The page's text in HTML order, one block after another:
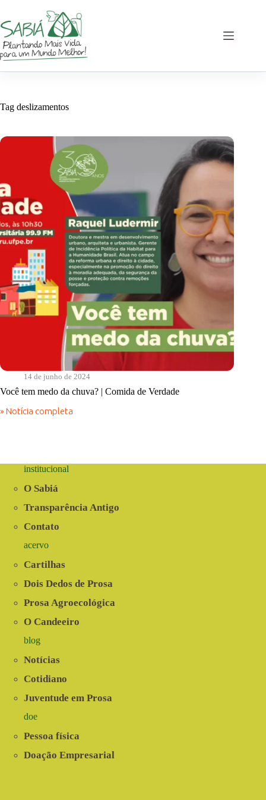
o
conteúdo
Tag deslizamentos
14 de junho de 2024
Você tem medo da chuva? | Comida de Verdade
» Notícia completa
Você
|
institucional
O Sabiá
Transparência Antigo
Contato
acervo
Cartilhas
Dois Dedos de Prosa
Prosa Agroecológica
O Candeeiro
blog
Notícias
Cotidiano
Juventude em Prosa
doe
Pessoa física
Doação Empresarial